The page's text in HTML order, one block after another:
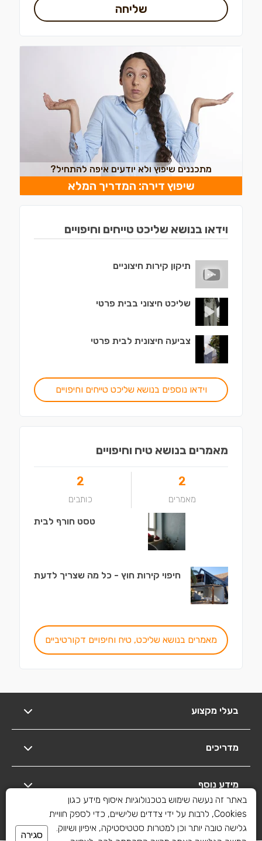
שליחה
מתכננים שיפוץ ולא יודעים איפה להתחיל?
שיפוץ דירה: המדריך המלא
וידאו בנושא שליכט טייחים וחיפויים
תיקון קירות חיצוניים
שליכט חיצוני בבית פרטי
צביעה חיצונית לבית פרטי
וידאו נוספים בנושא שליכט טייחים וחיפויים
מאמרים בנושא טיח וחיפויים
2
מאמרים
2
כותבים
טסט חורף לבית
חיפוי קירות חוץ - כל מה שצריך לדעת
מאמרים בנושא שליכט, טיח וחיפויים דקורטיביים
בעלי מקצוע
מדריכים
מידע נוסף
יצירת קשר
באתר זה נעשה שימוש בטכנולוגיות איסוף מידע כגון
Cookies, לרבות על ידי צדדים שלישיים, כדי לספק חוויית
גלישה טובה יותר וכן למטרות סטטיסטיקה, איפיון ושיווק.
סגירה